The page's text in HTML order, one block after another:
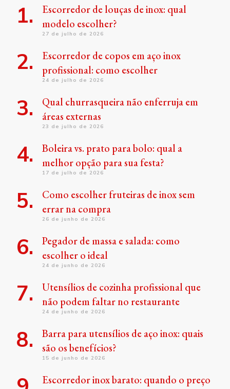
Escorredor de louças de inox: qual
modelo escolher?
27 de julho de 2026
Escorredor de copos em aço inox
profissional: como escolher
24 de julho de 2026
Qual churrasqueira não enferruja em
áreas externas
23 de julho de 2026
Boleira vs. prato para bolo: qual a
melhor opção para sua festa?
17 de julho de 2026
Como escolher fruteiras de inox sem
errar na compra
26 de junho de 2026
Pegador de massa e salada: como
escolher o ideal
24 de junho de 2026
Utensílios de cozinha profissional que
não podem faltar no restaurante
24 de junho de 2026
Barra para utensílios de aço inox: quais
são os benefícios?
15 de junho de 2026
Escorredor inox barato: quando o preço